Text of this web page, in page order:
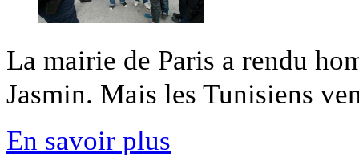
La mairie de Paris a rendu
Jasmin. Mais les Tunisiens
En savoir plus